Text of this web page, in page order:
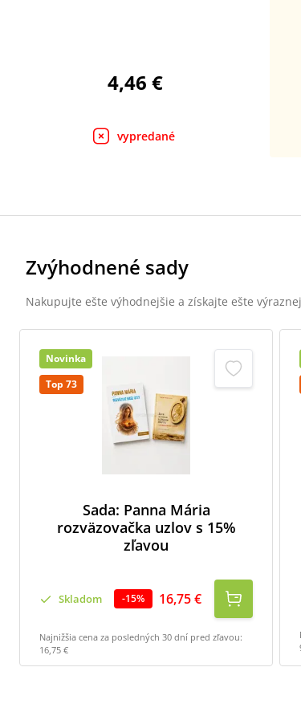
4,46 €
vypredané
Zvýhodnené sady
Nakupujte ešte výhodnejšie a získajte ešte
Novinka
Top 73
Sada: Panna Mária
rozväzovačka uzlov s 15%
zľavou
Skladom -15% 16,75 €
Najnižšia cena za posledných 30 dní pred zľavou:
16,75 €